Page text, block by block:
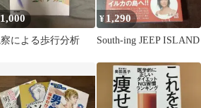
1,000
による歩行分析
¥ 1,290
South-ing JEEP ISLAND